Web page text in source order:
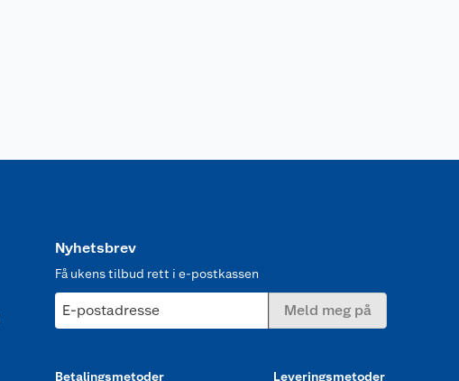
Nyhetsbrev
Få ukens tilbud rett i e-postkassen
E-postadresse Meld meg på
Betalingsmetoder Leveringsmetoder